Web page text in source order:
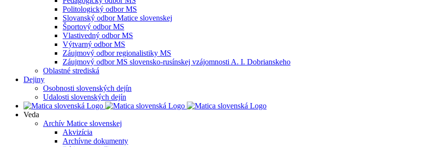
Politologický odbor MS
Slovanský odbor Matice slovenskej
Športový odbor MS
Vlastivedný odbor MS
Výtvarný odbor MS
Záujmový odbor regionalistiky MS
Záujmový odbor MS slovensko-rusínskej vzájomnosti A. I. Dobrianskeho
Oblastné strediská
Dejiny
Osobnosti slovenských dejín
Udalosti slovenských dejín
Veda
Archív Matice slovenskej
Akvizícia
Archívne dokumenty